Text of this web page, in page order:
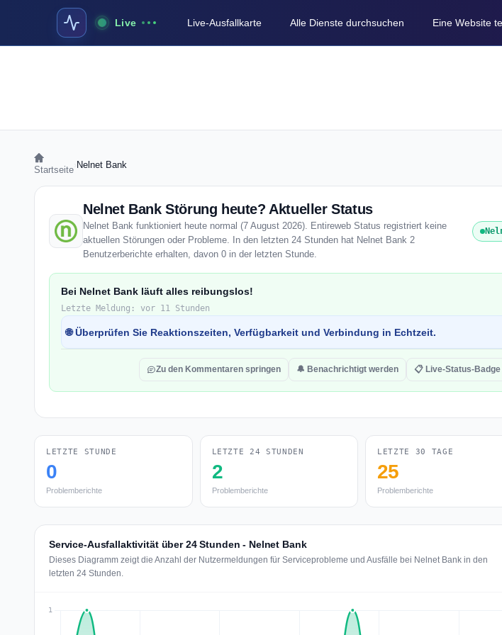
Live Live-Ausfallkarte Alle Dienste durchsuchen Eine Website
Startseite Nelnet Bank
Nelnet Bank Störung heute? Aktueller Status
Nelnet Bank funktioniert heute normal (7 August 2026). Entireweb Status registriert keine
aktuellen Störungen oder Probleme. In den letzten 24 Stunden hat Nelnet Bank 2
Benutzerberichte erhalten, davon 0 in der letzten Stunde.
Bei Nelnet Bank läuft alles reibungslos!
Letzte Meldung: vor 11 Stunden
🌐 Überprüfen Sie Reaktionszeiten, Verfügbarkeit und Verbindung in Echtzeit.
Zu den Kommentaren springen 🔔 Benachrichtigt werden 📋 Live-Status-
LETZTE STUNDE
0
Problemberichte
LETZTE 24 STUNDEN
2
Problemberichte
LETZTE 30 TAGE
25
Problemberichte
Service-Ausfallaktivität über 24 Stunden - Nelnet Bank
Dieses Diagramm zeigt die Anzahl der Nutzermeldungen für Serviceprobleme und Ausfälle bei Nelnet Bank in den
letzten 24 Stunden.